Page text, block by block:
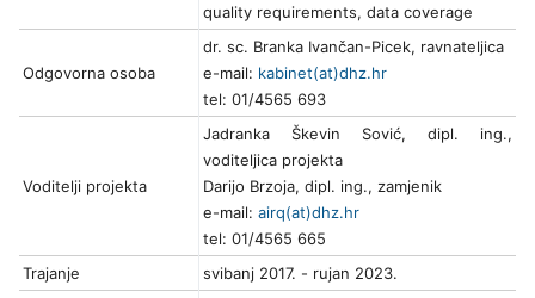
quality requirements, data coverage
Odgovorna osoba
dr. sc. Branka Ivančan-Picek, ravnateljica
e-mail: kabinet(at)dhz.hr
tel: 01/4565 693
Voditelji projekta
Jadranka Škevin Sović, dipl. ing.,
voditeljica projekta
Darijo Brzoja, dipl. ing., zamjenik
e-mail: airq(at)dhz.hr
tel: 01/4565 665
Trajanje
svibanj 2017. - rujan 2023.